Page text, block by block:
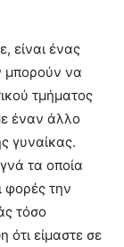
είναι ένας
μπορούν να
τμήματος
έναν άλλο
γυναίκας.
τα οποία
φορές την
τόσο
ότι είμαστε σε